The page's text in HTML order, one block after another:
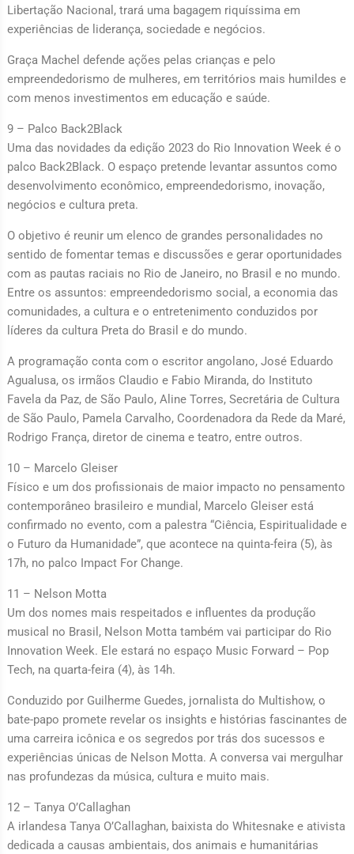
Libertação Nacional, trará uma bagagem riquíssima em
experiências de liderança, sociedade e negócios.
Graça Machel defende ações pelas crianças e pelo
empreendedorismo de mulheres, em territórios mais humildes e
com menos investimentos em educação e saúde.
9 – Palco Back2Black
Uma das novidades da edição 2023 do Rio Innovation Week é o
palco Back2Black. O espaço pretende levantar assuntos como
desenvolvimento econômico, empreendedorismo, inovação,
negócios e cultura preta.
O objetivo é reunir um elenco de grandes personalidades no
sentido de fomentar temas e discussões e gerar oportunidades
com as pautas raciais no Rio de Janeiro, no Brasil e no mundo.
Entre os assuntos: empreendedorismo social, a economia das
comunidades, a cultura e o entretenimento conduzidos por
líderes da cultura Preta do Brasil e do mundo.
A programação conta com o escritor angolano, José Eduardo
Agualusa, os irmãos Claudio e Fabio Miranda, do Instituto
Favela da Paz, de São Paulo, Aline Torres, Secretária de Cultura
de São Paulo, Pamela Carvalho, Coordenadora da Rede da Maré,
Rodrigo França, diretor de cinema e teatro, entre outros.
10 – Marcelo Gleiser
Físico e um dos profissionais de maior impacto no pensamento
contemporâneo brasileiro e mundial, Marcelo Gleiser está
confirmado no evento, com a palestra “Ciência, Espiritualidade e
o Futuro da Humanidade”, que acontece na quinta-feira (5), às
17h, no palco Impact For Change.
11 – Nelson Motta
Um dos nomes mais respeitados e influentes da produção
musical no Brasil, Nelson Motta também vai participar do Rio
Innovation Week. Ele estará no espaço Music Forward – Pop
Tech, na quarta-feira (4), às 14h.
Conduzido por Guilherme Guedes, jornalista do Multishow, o
bate-papo promete revelar os insights e histórias fascinantes de
uma carreira icônica e os segredos por trás dos sucessos e
experiências únicas de Nelson Motta. A conversa vai mergulhar
nas profundezas da música, cultura e muito mais.
12 – Tanya O’Callaghan
A irlandesa Tanya O’Callaghan, baixista do Whitesnake e ativista
dedicada a causas ambientais, dos animais e humanitárias